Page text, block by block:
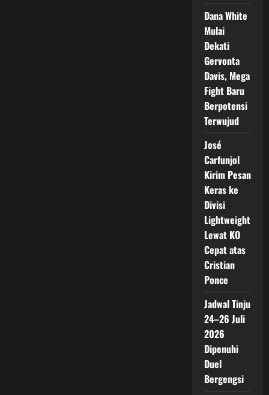
Dana White
Mulai
Dekati
Gervonta
Davis, Mega
Fight Baru
Berpotensi
Terwujud
José
Carfunjol
Kirim Pesan
Keras ke
Divisi
Lightweight
Lewat KO
Cepat atas
Cristian
Ponce
Jadwal Tinju
24–26 Juli
2026
Dipenuhi
Duel
Bergengsi